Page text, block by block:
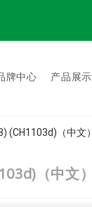
牌中心 产品展示
(CH1103d)（中文）
（中文）